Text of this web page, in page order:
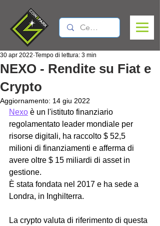
NEXO - Rendite su Fiat e
Crypto
30 apr 2022 Tempo di lettura: 3 min
Aggiornamento: 14 giu 2022
Nexo è un l'istituto finanziario
regolamentato leader mondiale per
risorse digitali, ha raccolto $ 52,5
milioni di finanziamenti e afferma di
avere oltre $ 15 miliardi di asset in
gestione.
È stata fondata nel 2017 e ha sede a
Londra, in Inghilterra.
La crypto valuta di riferimento di questa